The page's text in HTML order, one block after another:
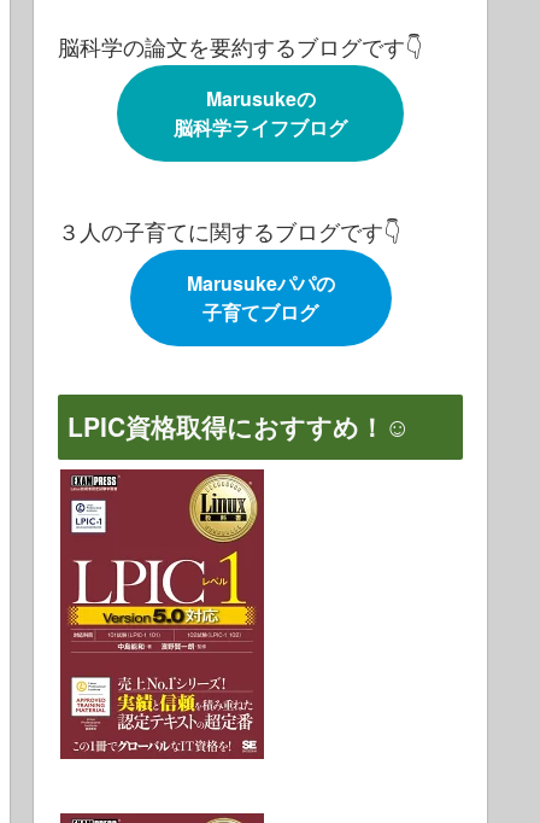
脳科学の論文を要約するブログです👇
Marusukeの
脳科学ライフブログ
３人の子育てに関するブログです👇
Marusukeパパの
子育てブログ
LPIC資格取得におすすめ！☺️